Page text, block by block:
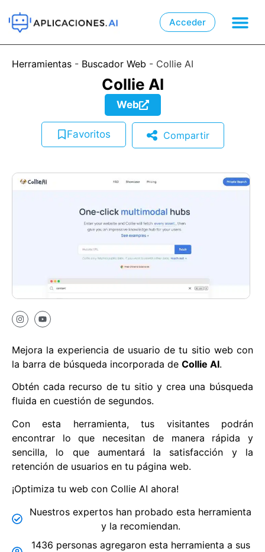
Acceder
Herramientas - Buscador Web - Collie AI
Collie AI
Web
Favoritos Compartir
Mejora la experiencia de usuario de tu sitio web con
la barra de búsqueda incorporada de Collie AI.
Obtén cada recurso de tu sitio y crea una búsqueda
fluida en cuestión de segundos.
Con esta herramienta, tus visitantes podrán
encontrar lo que necesitan de manera rápida y
sencilla, lo que aumentará la satisfacción y la
retención de usuarios en tu página web.
¡Optimiza tu web con Collie AI ahora!
Nuestros expertos han probado esta herramienta
y la recomiendan.
1436 personas agregaron esta herramienta a sus